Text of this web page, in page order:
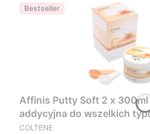
Bestseller
Affinis Putty Soft 2 x 300ml
addycyjna do wszelkich
PRODUCENT
COLTENE